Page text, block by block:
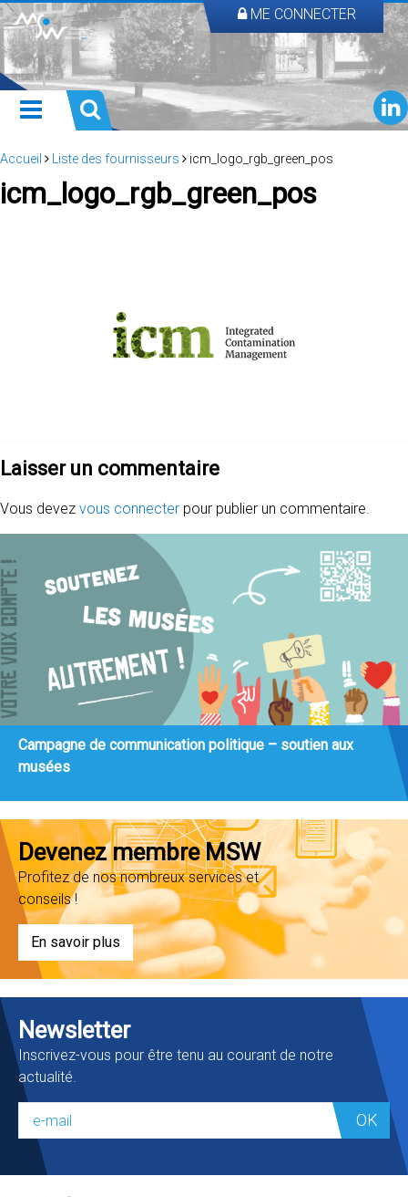
ME CONNECTER
Accueil Liste des fournisseurs icm_logo_rgb_green_pos
icm_logo_rgb_green_pos
Laisser un commentaire
Vous devez vous connecter pour publier un commentaire.
Campagne de communication politique – soutien aux
musées
Devenez membre MSW
Profitez de nos nombreux services et
conseils !
En savoir plus
Newsletter
Inscrivez-vous pour être tenu au courant de notre
actualité.
OK